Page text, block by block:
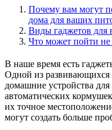
Почему вам могут
дома для ваших
Виды гаджетов для
Что может пойти не
В наше время есть
Одной из развивающихся
домашние устройства
автоматических
их точное
могут создать больше